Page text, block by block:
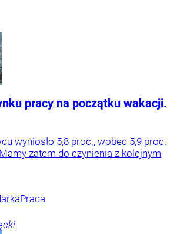
pracy na początku wakacji.
wyniosło 5,8 proc., wobec 5,9 proc.
zatem do czynienia z kolejnym
Praca